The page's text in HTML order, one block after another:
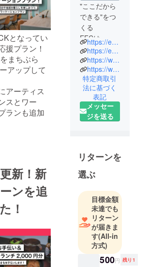
となってい
援プラン！
まちぶら
アップして
アーティス
スとワー
ランも追加
新！新
ンを追
！
"ここだから
できる"をつ
くる
EFCは、過
疎地域の課
題を共創に
よって解決
するローカ
ルベン
チャーで
す。
交流スペー
営、官民連
ルプロジェ
こだからで
きる”地域社
会の実現に
向けた事業
に取り組ん
でいます。
https://efc.hokkaido.jp/
https://efc.hokkaido.jp/anshindo
https://www.earthfriendscamp.com/porto
https://www.sounkyo-hostel.com/
特定商取引
法に基づく
表記
メッセー
ジを送る
リターンを
選ぶ
目標金額
未達でも
リターン
が届きま
す(All-in
方式)
500円 残り1